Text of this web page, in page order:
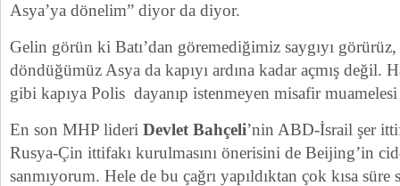
Asya’ya dönelim” diyor da diyor.
Gelin görün ki Batı’dan göremediğimiz saygıyı
döndüğümüz Asya da kapıyı ardına kadar açmış değil.
gibi kapıya Polis dayanıp istenmeyen misafir
En son MHP lideri Devlet Bahçeli’nin ABD-İsrail şer
Rusya-Çin ittifakı kurulmasını önerisini de Beijing’in
sanmıyorum. Hele de bu çağrı yapıldıktan çok kısa